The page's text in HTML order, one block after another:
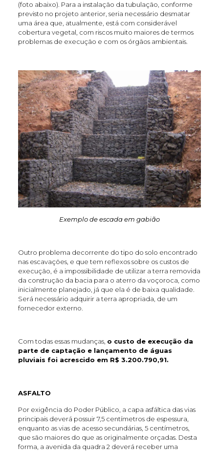
(foto abaixo). Para a instalação da tubulação, conforme
previsto no projeto anterior, seria necessário desmatar
uma área que, atualmente, está com considerável
cobertura vegetal, com riscos muito maiores de termos
problemas de execução e com os órgãos ambientais.
Exemplo de escada em gabião
Outro problema decorrente do tipo do solo encontrado
nas escavações, e que tem reflexos sobre os custos de
execução, é a impossibilidade de utilizar a terra removida
da construção da bacia para o aterro da voçoroca, como
inicialmente planejado, já que ela é de baixa qualidade.
Será necessário adquirir a terra apropriada, de um
fornecedor externo.
Com todas essas mudanças, o custo de execução da
parte de captação e lançamento de águas
pluviais foi acrescido em R$ 3.200.790,91.
ASFALTO
Por exigência do Poder Público, a capa asfáltica das vias
principais deverá possuir 7,5 centímetros de espessura,
enquanto as vias de acesso secundárias, 5 centímetros,
que são maiores do que as originalmente orçadas. Desta
forma, a avenida da quadra 2 deverá receber uma